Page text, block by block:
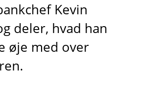
Kevin
deler, hvad han
øje med over